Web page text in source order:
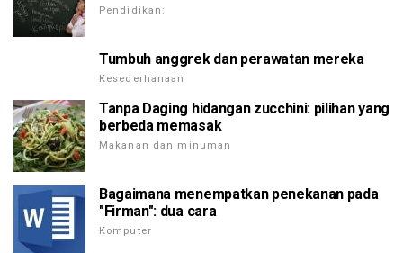
Pendidikan:
Tumbuh anggrek dan perawatan mereka
Kesederhanaan
Tanpa Daging hidangan zucchini: pilihan yang
berbeda memasak
Makanan dan minuman
Bagaimana menempatkan penekanan pada
"Firman": dua cara
Komputer